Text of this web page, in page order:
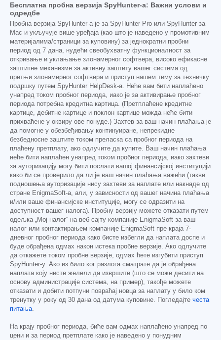
Бесплатна пробна верзија SpyHunter-а: Важни услови и
одредбе
Пробна верзија SpyHunter-а је за SpyHunter Pro или SpyHunter за
Mac и укључује више уређаја (као што је наведено у промотивним
материјалима/страници за куповину) за једнократни пробни
период од 7 дана, нудећи свеобухватну функционалност за
откривање и уклањање злонамерног софтвера, високо ефикасне
заштитне механизме за активну заштиту вашег система од
претњи злонамерног софтвера и приступ нашем тиму за техничку
подршку путем SpyHunter HelpDesk-а. Неће вам бити наплаћено
унапред током пробног периода, иако је за активирање пробног
периода потребна кредитна картица. (Претплаћене кредитне
картице, дебитне картице и поклон картице можда неће бити
прихваћене у оквиру ове понуде.) Захтев за ваш начин плаћања је
да помогне у обезбеђивању континуиране, непрекидне
безбедносне заштите током преласка са пробног периода на
плаћену претплату, ако одлучите да купите. Ваш начин плаћања
неће бити наплаћен унапред током пробног периода, иако захтеви
за ауторизацију могу бити послати вашој финансијској институцији
како би се проверило да ли је ваш начин плаћања важећи (такве
подношења ауторизације нису захтеви за наплате или накнаде од
стране EnigmaSoft-а, али, у зависности од вашег начина плаћања
и/или ваше финансијске институције, могу се одразити на
доступност вашег налога). Пробну верзију можете отказати путем
одељка „Мој налог“ на веб-сајту компаније EnigmaSoft за ваш
налог или контактирањем компаније EnigmaSoft пре краја 7-
дневног пробног периода како бисте избегли да наплата доспе и
буде обрађена одмах након истека пробне верзије. Ако одлучите
да откажете током пробне верзије, одмах ћете изгубити приступ
SpyHunter-у. Ако из било ког разлога сматрате да је обрађена
наплата коју нисте желели да извршите (што се може десити на
основу администрације система, на пример), такође можете
отказати и добити потпуни повраћај новца за наплату у било ком
тренутку у року од 30 дана од датума куповине. Погледајте честа
питања.
На крају пробног периода, биће вам одмах наплаћено унапред по
цени и за период претплате како је наведено у понудним